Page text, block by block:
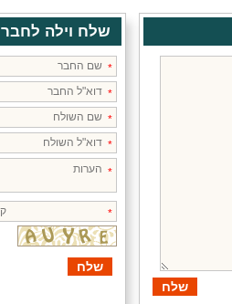
שלח וילה לחבר